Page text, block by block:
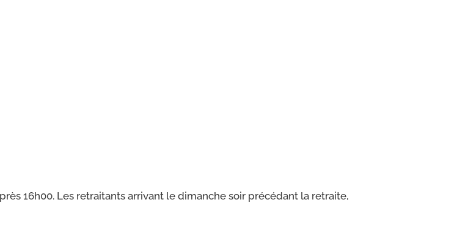
16h00. Les retrai­tants arri­vant le dimanche soir pré­cé­dant la retraite,